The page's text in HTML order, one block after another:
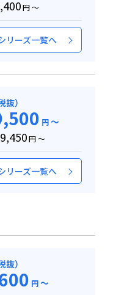
円 ～
リーズ一覧へ
抜）
円～
円 ～
リーズ一覧へ
抜）
円～